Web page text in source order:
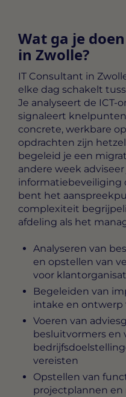
Wat ga je
in Zwolle?
IT Consultant in
elke dag schakelt
Je analyseert de ICT-
signaleert
concrete, werkbare
opdrachten zijn
begeleid je een
andere week
informatiebeveiliging
bent het
complexiteit
afdeling als het
Analyseren van
en opstellen van
voor
Begeleiden van
intake en ontwerp
Voeren van
besluitvormers en
vereisten
Opstellen van
projectplannen en